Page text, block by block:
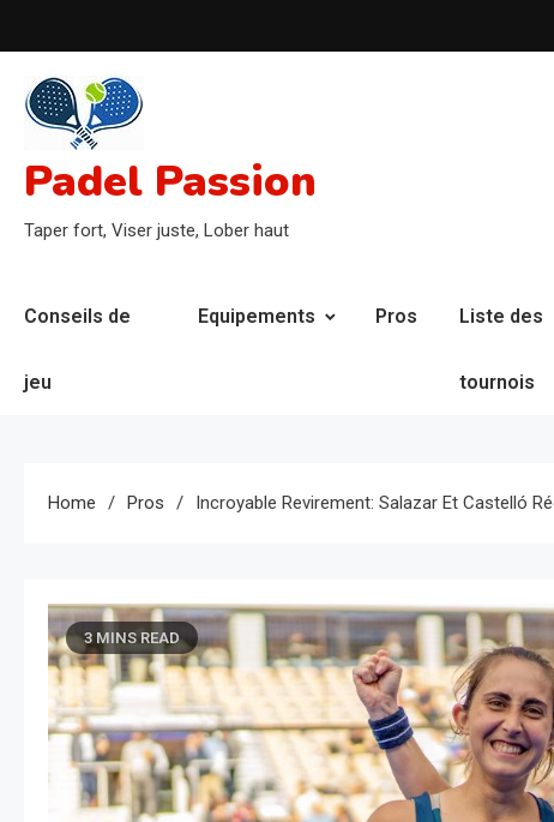
to
content
Padel Passion
Taper fort, Viser juste, Lober haut
Conseils de
jeu
Equipements Pros Liste des
tournois
Home Pros Incroyable Revirement: Salazar Et Castelló
3 MINS READ